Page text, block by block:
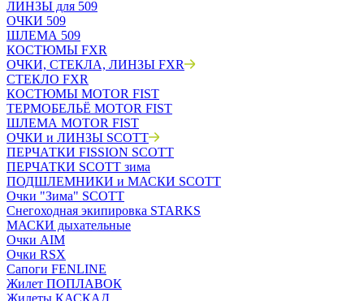
ЛИНЗЫ для 509
ОЧКИ 509
ШЛЕМА 509
КОСТЮМЫ FXR
ОЧКИ, СТЕКЛА, ЛИНЗЫ FXR
СТЕКЛО FXR
КОСТЮМЫ MOTOR FIST
ТЕРМОБЕЛЬЁ MOTOR FIST
ШЛЕМА MOTOR FIST
ОЧКИ и ЛИНЗЫ SCOTT
ПЕРЧАТКИ FISSION SCOTT
ПЕРЧАТКИ SCOTT зима
ПОДШЛЕМНИКИ и МАСКИ SCOTT
Очки "Зима" SCOTT
Снегоходная экипировка STARKS
МАСКИ дыхательные
Очки AIM
Очки RSX
Сапоги FENLINE
Жилет ПОПЛАВОК
Жилеты КАСКАД